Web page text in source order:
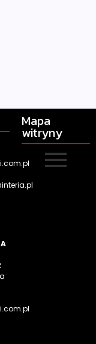
Mapa
witryny